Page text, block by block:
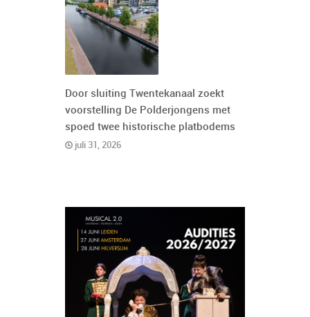
Door sluiting Twentekanaal zoekt
voorstelling De Polderjongens met
spoed twee historische platbodems
juli 31, 2026